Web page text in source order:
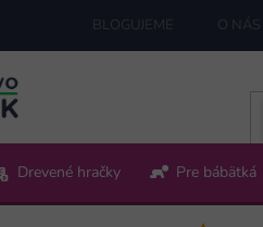
BLOGUJEME O NÁS
Drevené hračky Pre bábätká